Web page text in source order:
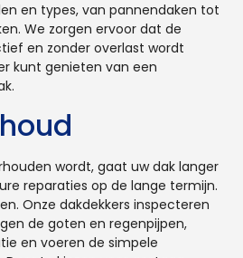
en types, van pannendaken tot
We zorgen ervoor dat de
en zonder overlast wordt
kunt genieten van een
wordt, gaat uw dak langer
reparaties op de lange termijn.
Onze dakdekkers inspecteren
de goten en regenpijpen,
en voeren de simpele